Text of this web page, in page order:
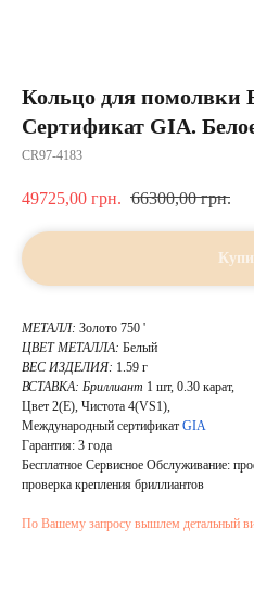
Кольцо для помолвки
Сертификат GIA.
CR97-4183
49725,00 грн. 66300,00 грн.
МЕТАЛЛ: Золото 750 '
ЦВЕТ МЕТАЛЛА: Белый
ВЕС ИЗДЕЛИЯ: 1.59 г
ВСТАВКА: Бриллиант 1 шт, 0.30 карат,
Цвет 2(E), Чистота 4(VS1),
Международный сертификат GIA
Гарантия: 3 года
Бесплатное Сервисное Обслуживание:
проверка крепления бриллиантов
По Вашему запросу вышлем детальный